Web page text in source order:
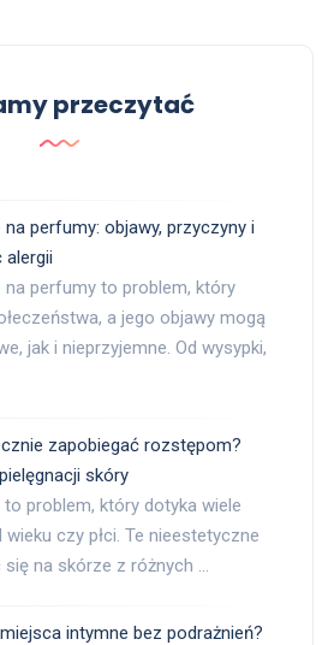
przeczytać
na perfumy: objawy, przyczyny i
alergii
na perfumy to problem, który
a jego objawy mogą
jak i nieprzyjemne. Od wysypki,
zapobiegać rozstępom?
skóry
problem, który dotyka wiele
czy płci. Te nieestetyczne
na skórze z różnych …
intymne bez podrażnień?